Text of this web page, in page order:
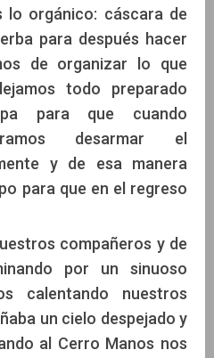
lo orgánico: cáscara de
para después hacer
de organizar lo que
todo preparado
para que cuando
desarmar el
y de esa manera
para que en el regreso
compañeros y de
por un sinuoso
calentando nuestros
un cielo despejado y
al Cerro Manos nos